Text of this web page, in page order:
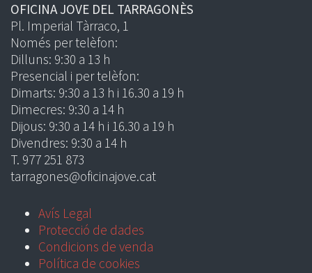
OFICINA JOVE DEL TARRAGONÈS
Pl. Imperial Tàrraco, 1
Només per telèfon:
Dilluns: 9:30 a 13 h
Presencial i per telèfon:
Dimarts: 9:30 a 13 h i 16.30 a 19 h
Dimecres: 9:30 a 14 h
Dijous: 9:30 a 14 h i 16.30 a 19 h
Divendres: 9:30 a 14 h
T. 977 251 873
tarragones@oficinajove.cat
Avís Legal
Protecció de dades
Condicions de venda
Política de cookies